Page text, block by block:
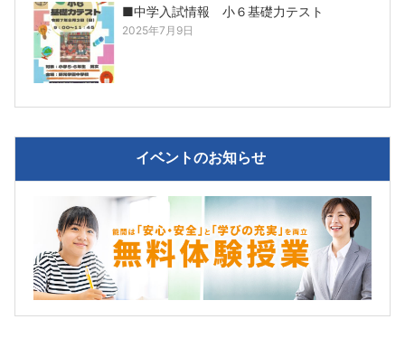
■中学入試情報 小６基礎力テスト
2025年7月9日
イベントのお知らせ